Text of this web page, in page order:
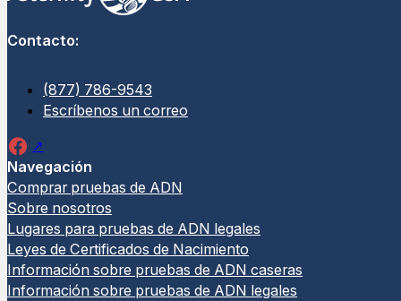
Contacto:
(877) 786-9543
Escríbenos un correo
Navegación
Comprar pruebas de ADN
Sobre nosotros
Lugares para pruebas de ADN legales
Leyes de Certificados de Nacimiento
Información sobre pruebas de ADN caseras
Información sobre pruebas de ADN legales